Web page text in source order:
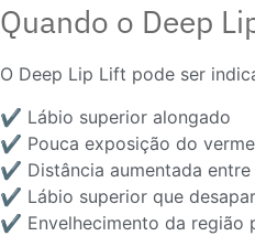
Quando o Deep
O Deep Lip Lift pode ser
✔️ Lábio superior alongado
✔️ Pouca exposição do
✔️ Distância aumentada entre
✔️ Lábio superior que
✔️ Envelhecimento da região